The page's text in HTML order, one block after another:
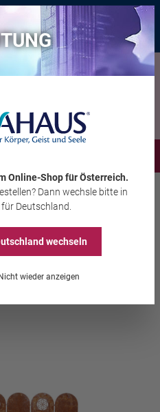
Codeeintauchen , gültig bis
„Saat des
Online-Shopfür Österreich.
Dann wechsle bitte in
für Deutschland
wechseln
Nicht wieder anzeigen